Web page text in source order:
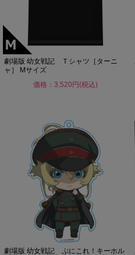
劇場版 幼女戦記 Ｔシャツ［ターニ
ャ］ Mサイズ
価格：3,520円(税込)
劇場版 幼女戦記 ぷにこれ！キーホル